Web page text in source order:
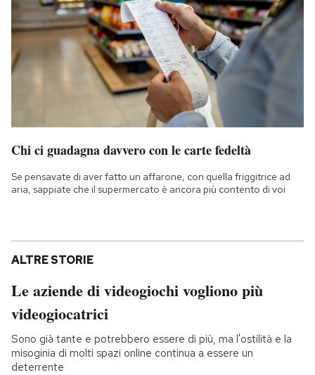
Chi ci guadagna davvero con le carte fedeltà
Se pensavate di aver fatto un affarone, con quella friggitrice ad
aria, sappiate che il supermercato è ancora più contento di voi
ALTRE STORIE
Le aziende di videogiochi vogliono più
videogiocatrici
Sono già tante e potrebbero essere di più, ma l'ostilità e la
misoginia di molti spazi online continua a essere un
deterrente